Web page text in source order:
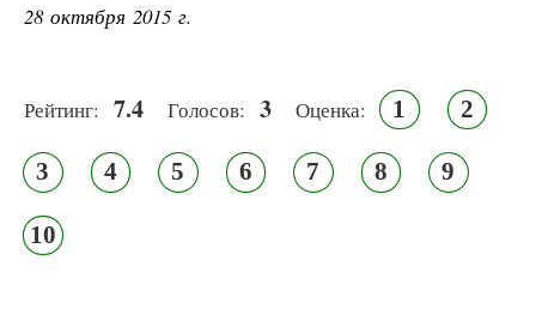
28 октября 2015 г.
Рейтинг: 7.4 Голосов: 3 Оценка: 1 2
3 4 5 6 7 8 9
10